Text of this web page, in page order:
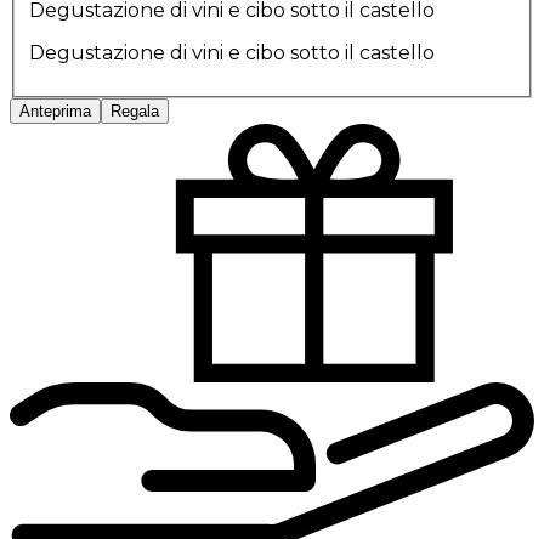
Degustazione di vini e cibo sotto il castello
Degustazione di vini e cibo sotto il castello
Anteprima Regala